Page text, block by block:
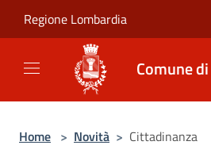
Regione Lombardia
Comune
Home > Novità > Cittadinanza